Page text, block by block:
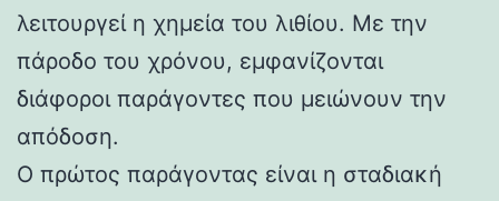
λειτουργεί η χημεία του λιθίου. Με την
πάροδο του χρόνου, εμφανίζονται
διάφοροι παράγοντες που μειώνουν την
απόδοση.
Ο πρώτος παράγοντας είναι η σταδιακή